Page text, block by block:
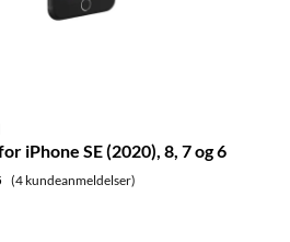
iPhone SE (2020), 8, 7 og 6
(4 kundeanmeldelser)